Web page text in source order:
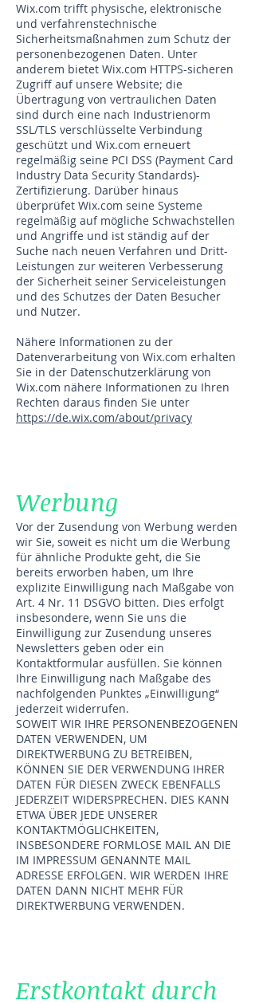
Wix.com trifft physische, elektronische
und verfahrenstechnische
Sicherheitsmaßnahmen zum Schutz der
personenbezogenen Daten. Unter
anderem bietet Wix.com HTTPS-sicheren
Zugriff auf unsere Website; die
Übertragung von vertraulichen Daten
sind durch eine nach Industrienorm
SSL/TLS verschlüsselte Verbindung
geschützt und Wix.com erneuert
regelmäßig seine PCI DSS (Payment Card
Industry Data Security Standards)-
Zertifizierung. Darüber hinaus
überprüfet Wix.com seine Systeme
regelmäßig auf mögliche Schwachstellen
und Angriffe und ist ständig auf der
Suche nach neuen Verfahren und Dritt-
Leistungen zur weiteren Verbesserung
der Sicherheit seiner Serviceleistungen
und des Schutzes der Daten Besucher
und Nutzer.
Nähere Informationen zu der
Datenverarbeitung von Wix.com erhalten
Sie in der Datenschutzerklärung von
Wix.com nähere Informationen zu Ihren
Rechten daraus finden Sie unter
https://de.wix.com/about/privacy
Werbung
Vor der Zusendung von Werbung werden
wir Sie, soweit es nicht um die Werbung
für ähnliche Produkte geht, die Sie
bereits erworben haben, um Ihre
explizite Einwilligung nach Maßgabe von
Art. 4 Nr. 11 DSGVO bitten. Dies erfolgt
insbesondere, wenn Sie uns die
Einwilligung zur Zusendung unseres
Newsletters geben oder ein
Kontaktformular ausfüllen. Sie können
Ihre Einwilligung nach Maßgabe des
nachfolgenden Punktes „Einwilligung“
jederzeit widerrufen.
SOWEIT WIR IHRE PERSONENBEZOGENEN
DATEN VERWENDEN, UM
DIREKTWERBUNG ZU BETREIBEN,
KÖNNEN SIE DER VERWENDUNG IHRER
DATEN FÜR DIESEN ZWECK EBENFALLS
JEDERZEIT WIDERSPRECHEN. DIES KANN
ETWA ÜBER JEDE UNSERER
KONTAKTMÖGLICHKEITEN,
INSBESONDERE FORMLOSE MAIL AN DIE
IM IMPRESSUM GENANNTE MAIL
ADRESSE ERFOLGEN. WIR WERDEN IHRE
DATEN DANN NICHT MEHR FÜR
DIREKTWERBUNG VERWENDEN.
Erstkontakt durch